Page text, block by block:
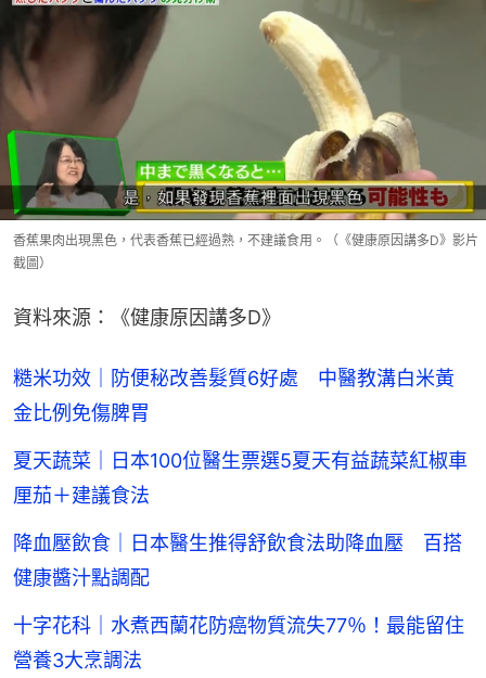
香蕉果肉出現黑色，代表香蕉已經過熟，不建議食用。（《健康原因講多D》影片
截圖）
資料來源：《健康原因講多D》
糙米功效｜防便秘改善髮質6好處 中醫教溝白米黃
金比例免傷脾胃
夏天蔬菜｜日本100位醫生票選5夏天有益蔬菜紅椒車
厘茄＋建議食法
降血壓飲食｜日本醫生推得舒飲食法助降血壓 百搭
健康醬汁點調配
十字花科｜水煮西蘭花防癌物質流失77％！最能留住
營養3大烹調法